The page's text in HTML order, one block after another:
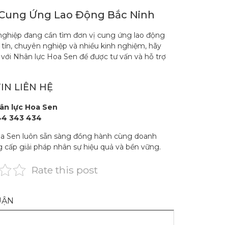
Ứng Lao Động Bắc Ninh
đang cần tìm đơn vị cung ứng lao động
chuyên nghiệp và nhiều kinh nghiệm, hãy
Nhân lực Hoa Sen để được tư vấn và hỗ trợ
LIÊN HỆ
lực Hoa Sen
343 434
Sen luôn sẵn sàng đồng hành cùng doanh
cấp giải pháp nhân sự hiệu quả và bền vững.
Rate this post